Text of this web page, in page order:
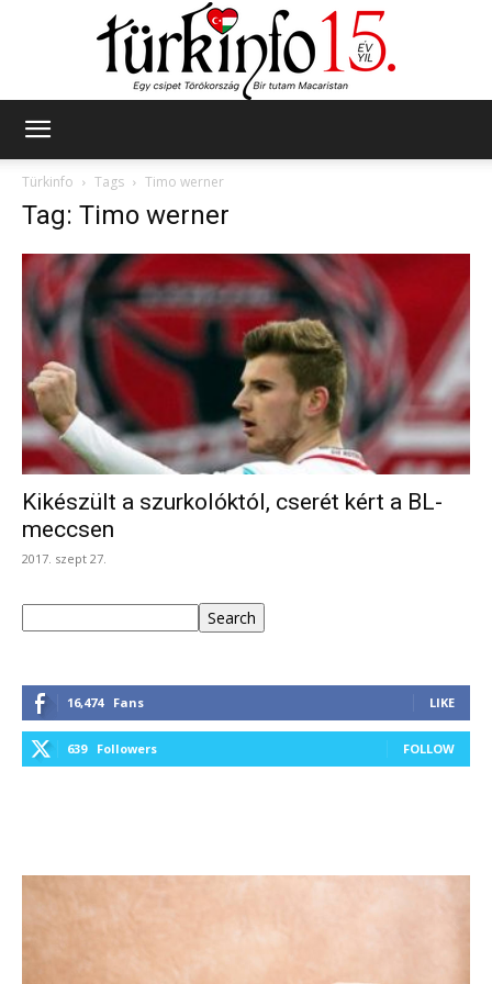
Türkinfo
Tags Timo werner
Tag: Timo werner
Kikészült a szurkolóktól, cserét kért a BL-
meccsen
2017. szept 27.
Search
16,474 Fans LIKE
639 Followers FOLLOW